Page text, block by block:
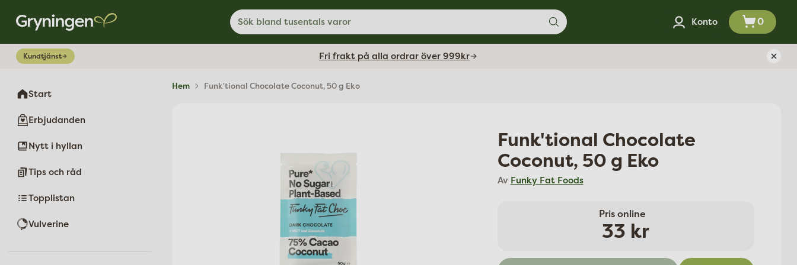
Sök bland tusentals varor Konto 0
Kundtjänst Fri frakt på alla ordrar över 999kr
Start
Erbjudanden
Nytt i hyllan
Tips och råd
Topplistan
Vulverine
Hem Funk'tional Chocolate Coconut, 50 g Eko
Funk'tional Chocolate
Coconut, 50 g Eko
Av Funky Fat Foods
Pris online
Ordinarie
pris
33 kr